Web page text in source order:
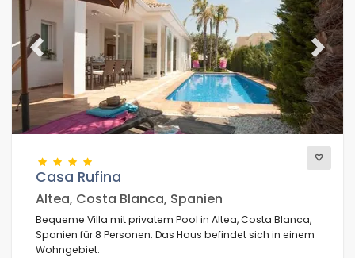
Previous Next
Casa Rufina
Altea, Costa Blanca, Spanien
Bequeme Villa mit privatem Pool in Altea, Costa Blanca,
Spanien für 8 Personen. Das Haus befindet sich in einem
Wohngebiet.